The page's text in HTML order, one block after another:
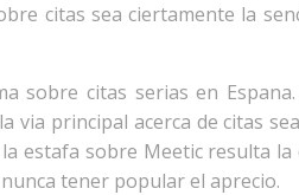
citas sea ciertamente la
sobre citas serias en
via principal acerca de citas
estafa sobre Meetic resulta
tener popular el aprecio.